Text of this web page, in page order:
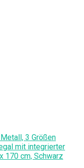
3 Größen
mit integrierter
170 cm, Schwarz